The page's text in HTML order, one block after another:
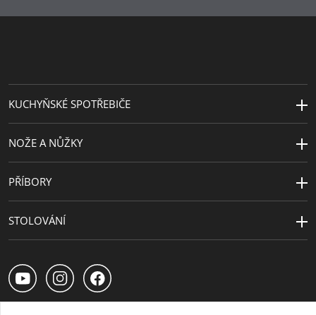
Návrhář
Universal Studios
KUCHYŇSKÉ SPOTŘEBIČE
NOŽE A NŮŽKY
PŘÍBORY
STOLOVÁNÍ